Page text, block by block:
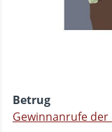
Betrug
Gewinnanrufe der